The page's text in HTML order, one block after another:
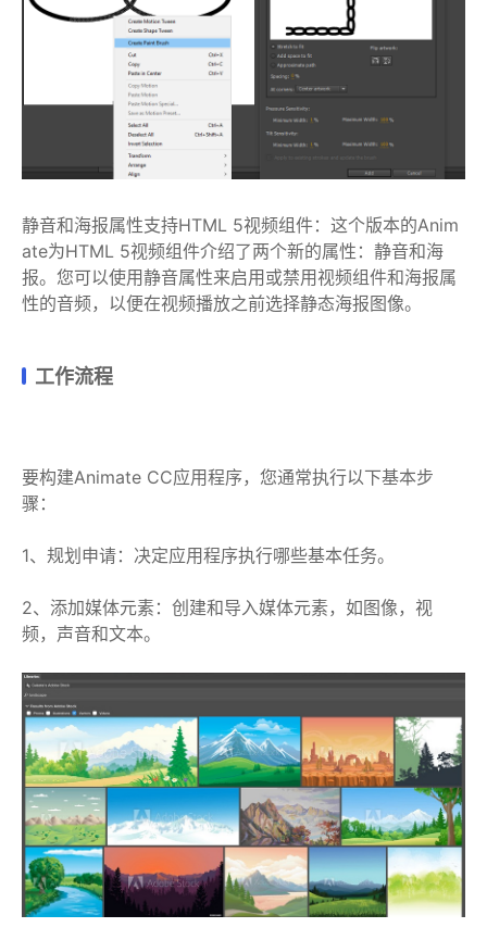
静音和海报属性支持HTML 5视频组件：这个版本的Anim
ate为HTML 5视频组件介绍了两个新的属性：静音和海
报。您可以使用静音属性来启用或禁用视频组件和海报属
性的音频，以便在视频播放之前选择静态海报图像。
工作流程
要构建Animate CC应用程序，您通常执行以下基本步
骤：
1、规划申请：决定应用程序执行哪些基本任务。
2、添加媒体元素：创建和导入媒体元素，如图像，视
频，声音和文本。